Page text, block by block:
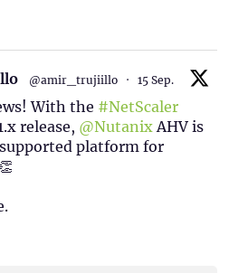
@amir_trujiillo · 15 Sep.
With the #NetScaler
release, @NutanixAHV is
platform for